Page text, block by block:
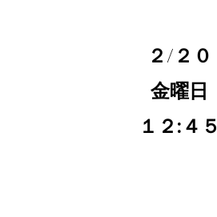
２/２０
金曜日
１２:４５